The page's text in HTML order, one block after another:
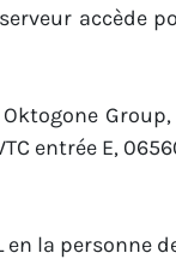
accède
entrée E,
en la personne